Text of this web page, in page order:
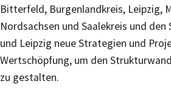
Bitterfeld, Burgenlandkreis, Leipzig,
Nordsachsen und Saalekreis und
und Leipzig neue Strategien und
Wertschöpfung, um den
zu gestalten.